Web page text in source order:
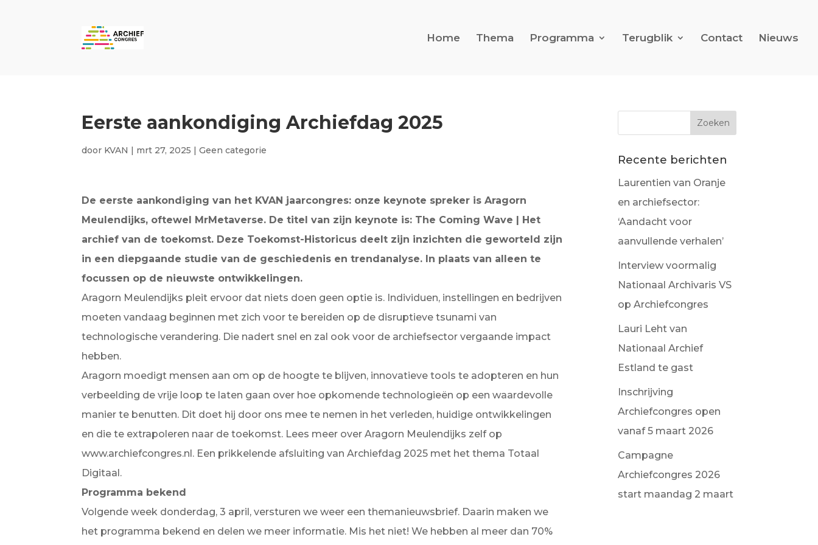
Home Thema Programma Terugblik Contact Nieuws
Eerste aankondiging Archiefdag 2025
door KVAN | mrt 27, 2025 |Geen categorie
De eerste aankondiging van het KVAN jaarcongres: onze keynote spreker is Aragorn
Meulendijks, oftewel MrMetaverse. De titel van zijn keynote is: The Coming Wave | Het
archief van de toekomst. Deze Toekomst-Historicus deelt zijn inzichten die geworteld zijn
in een diepgaande studie van de geschiedenis en trendanalyse. In plaats van alleen te
focussen op de nieuwste ontwikkelingen.
Aragorn Meulendijks pleit ervoor dat niets doen geen optie is. Individuen, instellingen en bedrijven
moeten vandaag beginnen met zich voor te bereiden op de disruptieve tsunami van
technologische verandering. Die nadert snel en zal ook voor de archiefsector vergaande impact
hebben.
Aragorn moedigt mensen aan om op de hoogte te blijven, innovatieve tools te adopteren en hun
verbeelding de vrije loop te laten gaan over hoe opkomende technologieën op een waardevolle
manier te benutten. Dit doet hij door ons mee te nemen in het verleden, huidige ontwikkelingen
en die te extrapoleren naar de toekomst. Lees meer over Aragorn Meulendijks zelf op
www.archiefcongres.nl. Een prikkelende afsluiting van Archiefdag 2025 met het thema Totaal
Digitaal.
Programma bekend
Volgende week donderdag, 3 april, versturen we weer een themanieuwsbrief. Daarin maken we
het programma bekend en delen we meer informatie. Mis het niet! We hebben al meer dan 70%
Recente berichten
Laurentien van Oranje
en archiefsector:
‘Aandacht voor
aanvullende verhalen’
Interview voormalig
Nationaal Archivaris VS
op Archiefcongres
Lauri Leht van
Nationaal Archief
Estland te gast
Inschrijving
Archiefcongres open
vanaf 5 maart 2026
Campagne
Archiefcongres 2026
start maandag 2 maart